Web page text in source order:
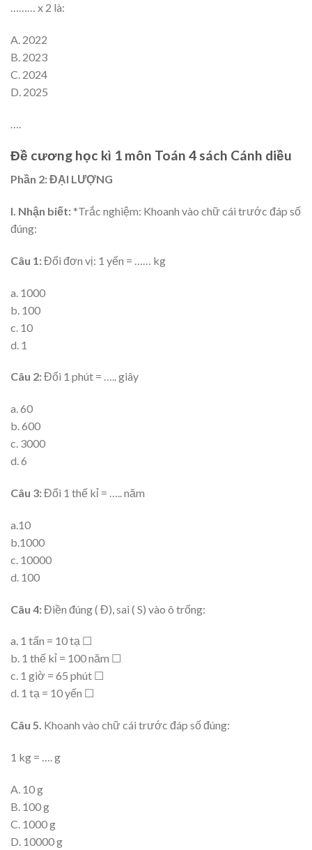
……… x 2 là:
A. 2022
B. 2023
C. 2024
D. 2025
….
Đề cương học kì 1 môn Toán 4 sách Cánh diều
Phần 2: ĐẠI LƯỢNG
I. Nhận biết: *Trắc nghiệm: Khoanh vào chữ cái trước đáp số
đúng:
Câu 1:Đổi đơn vị: 1 yến = …… kg
a. 1000
b. 100
c. 10
d. 1
Câu 2:Đổi 1 phút = ….. giây
a. 60
b. 600
c. 3000
d. 6
Câu 3:Đổi 1 thế kỉ = ….. năm
a.10
b.1000
c. 10000
d. 100
Câu 4:Điền đúng ( Đ), sai ( S) vào ô trống:
a. 1 tấn = 10 tạ ☐
b. 1 thế kỉ = 100 năm ☐
c. 1 giờ = 65 phút ☐
d. 1 tạ = 10 yến ☐
Câu 5. Khoanh vào chữ cái trước đáp số đúng:
1 kg = …. g
A. 10 g
B. 100 g
C. 1000 g
D. 10000 g